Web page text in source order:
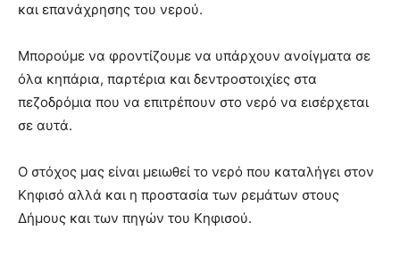
και επανάχρησης του νερού.
Μπορούμε να φροντίζουμε να υπάρχουν ανοίγματα σε
όλα κηπάρια, παρτέρια και δεντροστοιχίες στα
πεζοδρόμια που να επιτρέπουν στο νερό να εισέρχεται
σε αυτά.
Ο στόχος μας είναι μειωθεί το νερό που καταλήγει στον
Κηφισό αλλά και η προστασία των ρεμάτων στους
Δήμους και των πηγών του Κηφισού.